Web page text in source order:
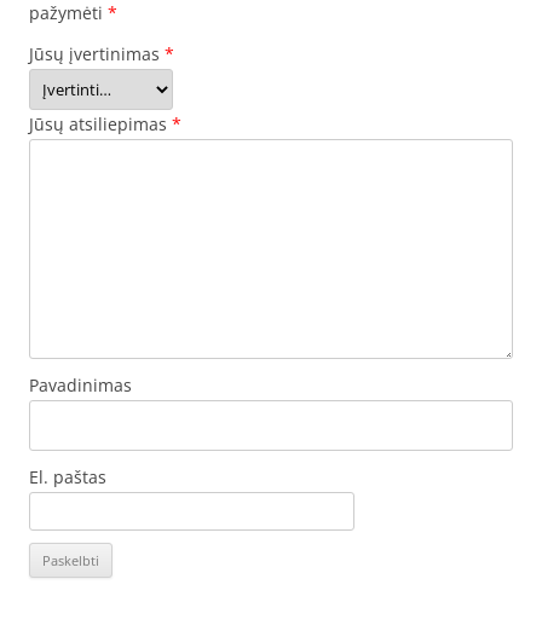
pažymėti *
Jūsų įvertinimas *
Jūsų atsiliepimas *
Pavadinimas
El. paštas